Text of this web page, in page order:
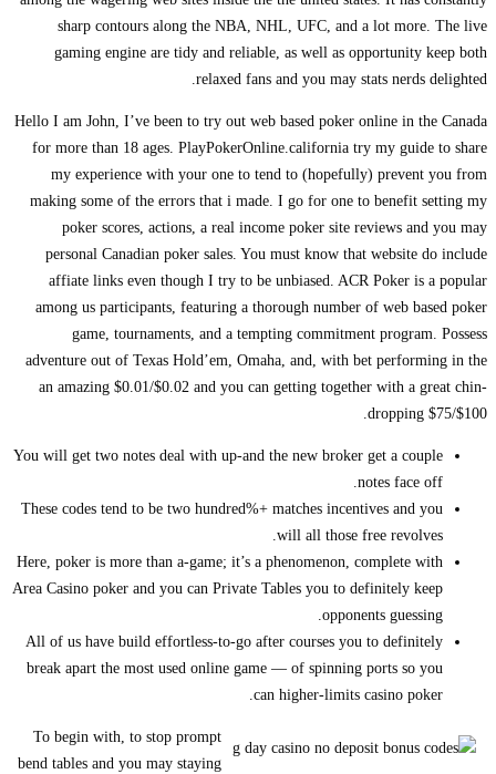
sharp contours along the NBA, NHL, UFC, and a lot more. The live
gaming engine are tidy and reliable, as well as opportunity keep both
relaxed fans and you may stats nerds delighted.
Hello I am John, I’ve been to try out web based poker online in the Canada
for more than 18 ages. PlayPokerOnline.california try my guide to share
my experience with your one to tend to (hopefully) prevent you from
making some of the errors that i made. I go for one to benefit setting my
poker scores, actions, a real income poker site reviews and you may
personal Canadian poker sales. You must know that website do include
affiate links even though I try to be unbiased. ACR Poker is a popular
among us participants, featuring a thorough number of web based poker
game, tournaments, and a tempting commitment program. Possess
adventure out of Texas Hold’em, Omaha, and, with bet performing in the
an amazing $0.01/$0.02 and you can getting together with a great chin-
dropping $75/$100.
You will get two notes deal with up-and the new broker get a couple
notes face off.
These codes tend to be two hundred%+ matches incentives and you
will all those free revolves.
Here, poker is more than a-game; it’s a phenomenon, complete with
Area Casino poker and you can Private Tables you to definitely keep
opponents guessing.
All of us have build effortless-to-go after courses you to definitely
break apart the most used online game — of spinning ports so you
can higher-limits casino poker.
To begin with, to stop prompt
bend tables and you may staying